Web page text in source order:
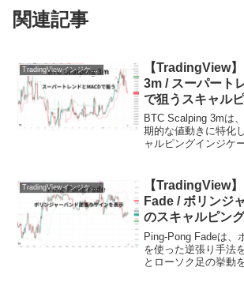
関連記事
TradingViewインジケーターおすすめ一覧
【TradingView
3m / スーパート
で狙うスキャル
ター
BTC Scalping 3mは
期的な値動きに特化
ャルピングインジケ
ーズによるボラティ
を利...
TradingViewインジケーターおすすめ一覧
【TradingView
Fade / ボリンジ
のスキャルピン
Ping-Pong Fadeは、
を使った逆張り手法
とローソク足の挙動